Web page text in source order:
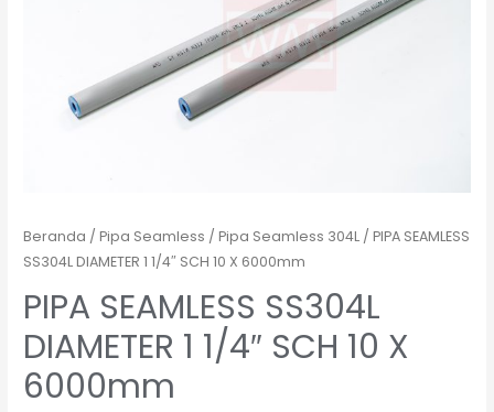
Beranda /Pipa Seamless /Pipa Seamless 304L / PIPA SEAMLESS
SS304L DIAMETER 1 1/4″ SCH 10 X 6000mm
PIPA SEAMLESS SS304L
DIAMETER 1 1/4″ SCH 10 X
6000mm